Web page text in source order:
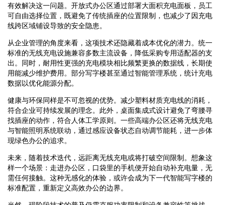
有效解决这一问题。开放式办公区通过部署大面积充电面板，员工
可自由选择位置，既避免了传统插座的位置限制，也减少了因充电
线跨区域铺设导致的安全隐患。
从企业管理的角度来看，这项技术还隐藏着成本优化的潜力。统一
标准的无线充电设施兼容多数主流设备，降低采购专用适配器的支
出。同时，耐用性更强的充电模块相比频繁更换的数据线，长期使
用能减少维护费用。部分写字楼甚至通过智能管理系统，统计充电
数据以优化能源分配。
健康与环保同样是不可忽视的优势。减少塑料材质充电线的消耗，
符合企业可持续发展的理念。此外，桌面集成式设计避免了弯腰寻
找插座的动作，符合人体工学原则。一些高端办公区还将无线充电
与智能照明系统联动，通过感应设备状态自动调节能耗，进一步体
现绿色办公的追求。
未来，随着技术迭代，远距离无线充电或将打破空间限制。想象这
样一个场景：走进办公区，口袋里的手机便开始自动补充电量，无
需任何接触。这种无感化的体验，或许会成为下一代智能写字楼的
标准配置，重新定义高效办公的边界。